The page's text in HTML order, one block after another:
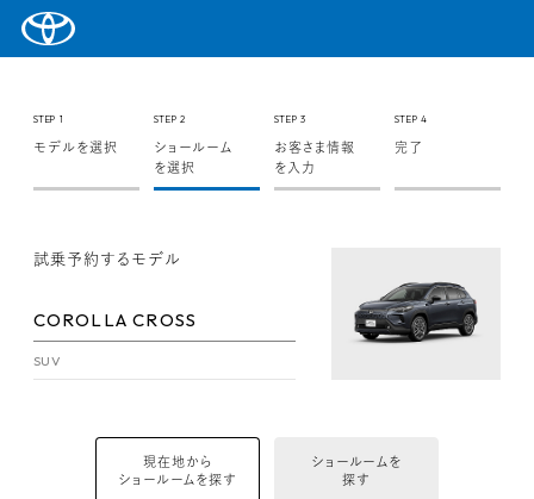
STEP 1
モデルを選択
STEP 2
ショールーム
を選択
STEP 3
お客さま情報
を入力
STEP 4
完了
試乗予約するモデル
COROLLA CROSS
SUV
現在地から
ショールームを探す
ショールームを
探す